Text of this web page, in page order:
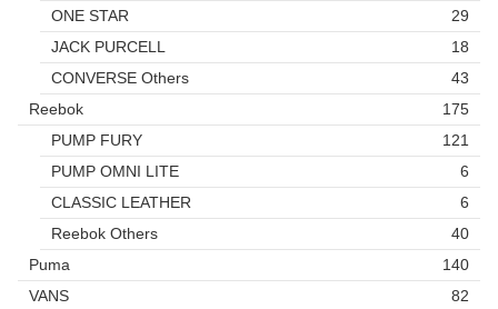
ONE STAR
29
JACK PURCELL
18
CONVERSE Others
43
Reebok
175
PUMP FURY
121
PUMP OMNI LITE
6
CLASSIC LEATHER
6
Reebok Others
40
Puma
140
VANS
82